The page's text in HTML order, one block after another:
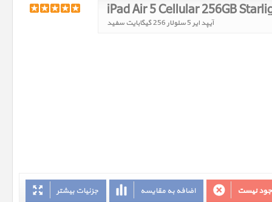
iPad Air 5 Cellular 256GB
آیپد ایر 5 سلولار 256 گیگابایت سفید
جزئیات بیشتر اضافه به مقایسه نیست